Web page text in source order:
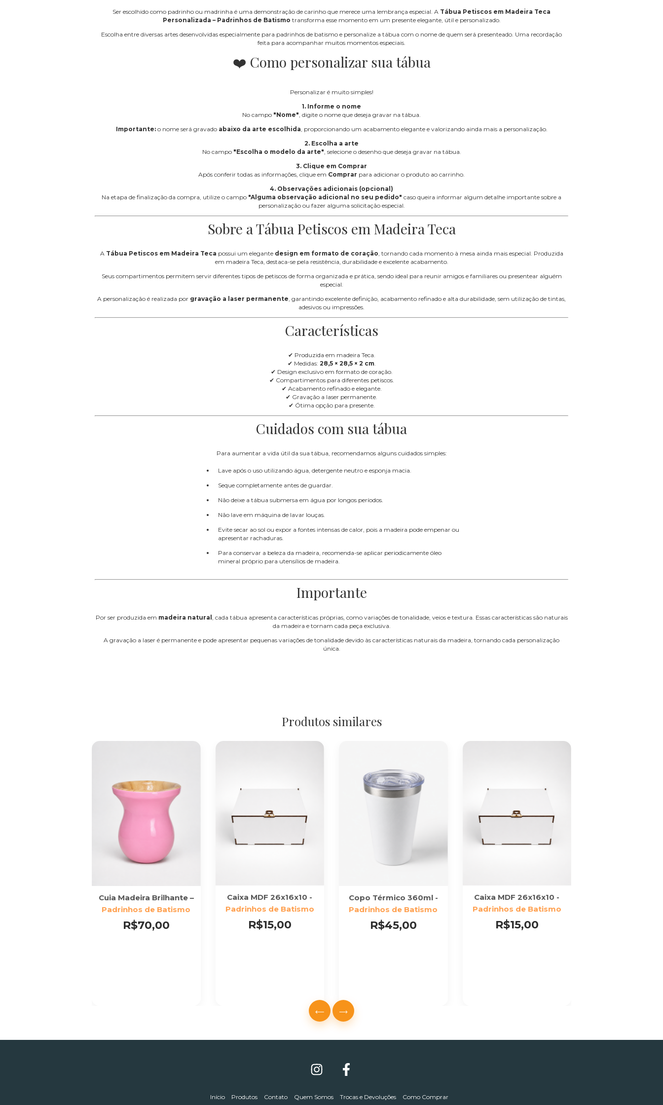
Ser escolhido como padrinho ou madrinha é uma demonstração de carinho que merece uma lembrança especial. A Tábua Petiscos em Madeira Teca
Personalizada – Padrinhos de Batismo transforma esse momento em um presente elegante, útil e personalizado.
Escolha entre diversas artes desenvolvidas especialmente para padrinhos de batismo e personalize a tábua com o nome de quem será presenteado. Uma recordação
feita para acompanhar muitos momentos especiais.
❤️ Como personalizar sua tábua
Personalizar é muito simples!
1. Informe o nome
No campo "Nome" , digite o nome que deseja gravar na tábua.
Importante:o nome será gravado abaixo da arte escolhida , proporcionando um acabamento elegante e valorizando ainda mais a personalização.
2. Escolha a arte
No campo "Escolha o modelo da arte" , selecione o desenho que deseja gravar na tábua.
3. Clique em Comprar
Após conferir todas as informações, clique em Comprar para adicionar o produto ao carrinho.
4. Observações adicionais (opcional)
Na etapa de finalização da compra, utilize o campo "Alguma observação adicional no seu pedido" caso queira informar algum detalhe importante sobre a
personalização ou fazer alguma solicitação especial.
Sobre a Tábua Petiscos em Madeira Teca
A Tábua Petiscos em Madeira Teca possui um elegante design em formato de coração , tornando cada momento à mesa ainda mais especial. Produzida
em madeira Teca, destaca-se pela resistência, durabilidade e excelente acabamento.
Seus compartimentos permitem servir diferentes tipos de petiscos de forma organizada e prática, sendo ideal para reunir amigos e familiares ou presentear alguém
especial.
A personalização é realizada por gravação a laser permanente , garantindo excelente definição, acabamento refinado e alta durabilidade, sem utilização de tintas,
adesivos ou impressões.
Características
✔ Produzida em madeira Teca.
✔ Medidas: 28,5 × 28,5 × 2 cm.
✔ Design exclusivo em formato de coração.
✔ Compartimentos para diferentes petiscos.
✔ Acabamento refinado e elegante.
✔ Gravação a laser permanente.
✔ Ótima opção para presente.
Cuidados com sua tábua
Para aumentar a vida útil da sua tábua, recomendamos alguns cuidados simples:
Lave após o uso utilizando água, detergente neutro e esponja macia.
Seque completamente antes de guardar.
Não deixe a tábua submersa em água por longos períodos.
Não lave em máquina de lavar louças.
Evite secar ao sol ou expor a fontes intensas de calor, pois a madeira pode empenar ou
apresentar rachaduras.
Para conservar a beleza da madeira, recomenda-se aplicar periodicamente óleo
mineral próprio para utensílios de madeira.
Importante
Por ser produzida em madeira natural , cada tábua apresenta características próprias, como variações de tonalidade, veios e textura. Essas características são naturais
da madeira e tornam cada peça exclusiva.
A gravação a laser é permanente e pode apresentar pequenas variações de tonalidade devido às características naturais da madeira, tornando cada personalização
única.
Produtos similares
Cuia Madeira Brilhante –
Padrinhos de Batismo
R$70,00
Caixa MDF 26x16x10 -
Padrinhos de Batismo
R$15,00
Copo Térmico 360ml -
Padrinhos de Batismo
R$45,00
Caixa MDF 26x16x10 -
Padrinhos de Batismo
R$15,00
Início Produtos Contato Quem Somos Trocas e Devoluções Como Comprar